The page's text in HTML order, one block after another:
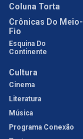
Coluna Torta
Crônicas Do Meio-
Fio
Esquina Do
Continente
Cultura
Cinema
Literatura
Música
Programa Conexão